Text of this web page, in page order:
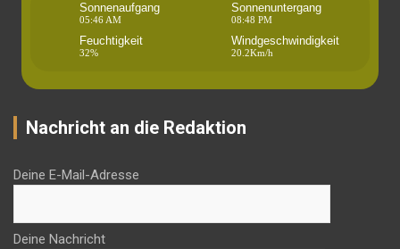
Sonnenaufgang
05:46 AM
Sonnenuntergang
08:48 PM
Feuchtigkeit
32%
Windgeschwindigkeit
20.2Km/h
Nachricht an die Redaktion
Deine E-Mail-Adresse
Deine Nachricht